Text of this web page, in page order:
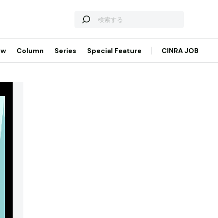
Column Series Special Feature CINRA JOB